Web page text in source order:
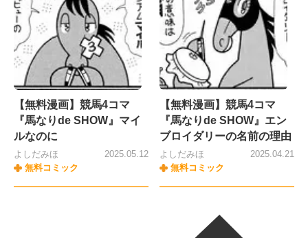
【無料漫画】競馬4コマ
『馬なりde SHOW』マイ
ルなのに
よしだみほ
無料コミック
2025.05.12
【無料漫画】競馬4コマ
『馬なりde SHOW』エン
ブロイダリーの名前の理由
よしだみほ
無料コミック
2025.04.21